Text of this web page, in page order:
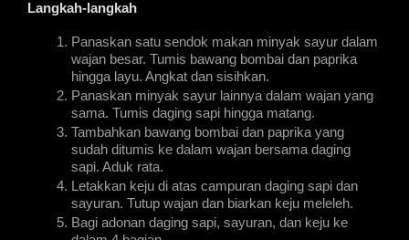
Langkah-langkah
Panaskan satu sendok makan minyak sayur dalam
wajan besar. Tumis bawang bombai dan paprika
hingga layu. Angkat dan sisihkan.
Panaskan minyak sayur lainnya dalam wajan yang
sama. Tumis daging sapi hingga matang.
Tambahkan bawang bombai dan paprika yang
sudah ditumis ke dalam wajan bersama daging
sapi. Aduk rata.
Letakkan keju di atas campuran daging sapi dan
sayuran. Tutup wajan dan biarkan keju meleleh.
Bagi adonan daging sapi, sayuran, dan keju ke